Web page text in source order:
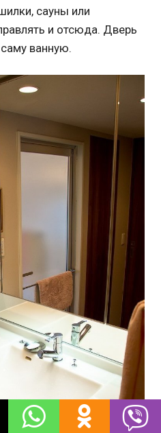
сауны или
и отсюда. Дверь
ванную.